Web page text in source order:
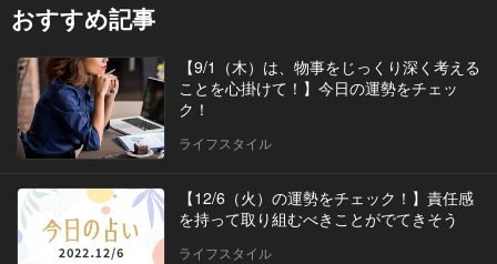
おすすめ記事
【9/1（木）は、物事をじっくり深く考える
ことを心掛けて！】今日の運勢をチェッ
ク！
ライフスタイル
【12/6（火）の運勢をチェック！】責任感
を持って取り組むべきことがでてきそう
ライフスタイル